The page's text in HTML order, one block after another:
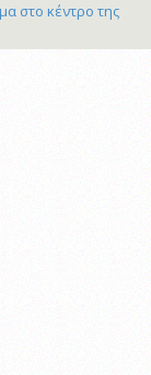
στο κέντρο της